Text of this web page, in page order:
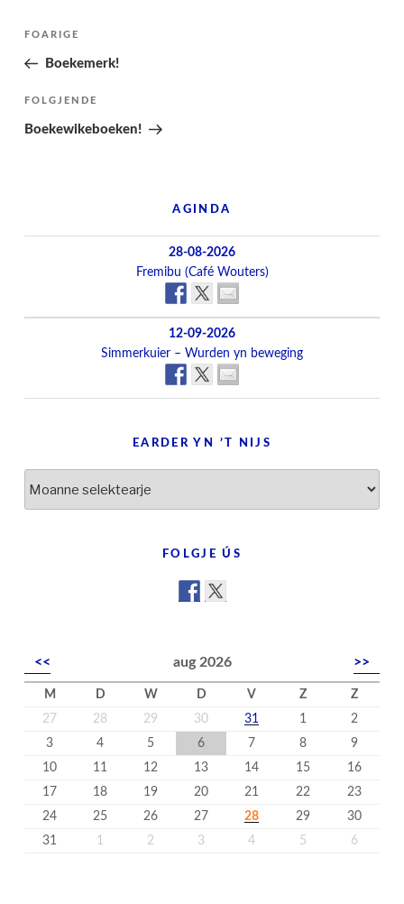
Berichtnavigatie
Folgjende
pagina
FOARIGE
Boekemerk!
Folgjend
berjocht
FOLGJENDE
Boekewikeboeken!
AGINDA
28-08-2026
Fremibu (Café Wouters)
12-09-2026
Simmerkuier – Wurden yn beweging
EARDER YN ’T NIJS
yn
FOLGJE ÚS
<< aug 2026 >>
M D W D V Z
Z
27
28 29 30 31 1
2
3
4 5 6 7 8
9
10
11 12 13 14 15
16
17
18 19 20 21 22
23
24
25 26 27 28 29
30
31
1 2 3 4 5 6